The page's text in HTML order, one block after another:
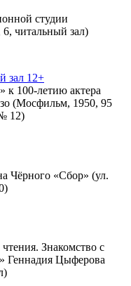
студии
читальный зал)
зал 12+
к 100-летию актера
(Мосфильм, 1950, 95
12)
Чёрного «Сбор» (ул.
Знакомство с
Геннадия Цыферова